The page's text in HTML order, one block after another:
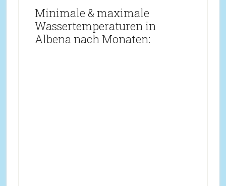
Minimale & maximale
Wassertemperaturen in
Albena nach Monaten: